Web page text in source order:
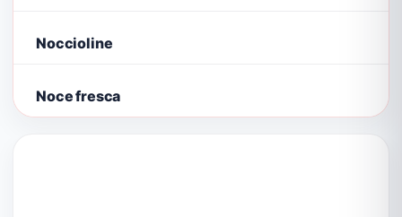
Noccioline
Noce fresca